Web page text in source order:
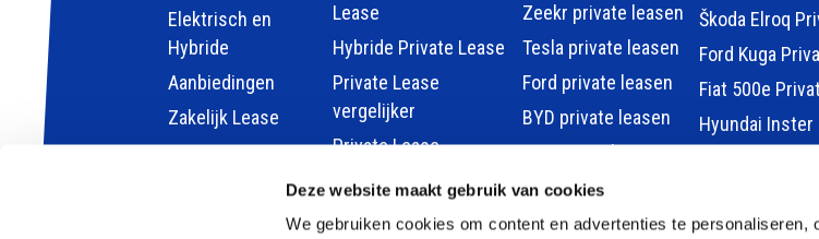
Deze website maakt gebruik van cookies
We gebruiken cookies om content en advertenties te personaliseren,
Elektrisch en
Hybride
Aanbiedingen
Zakelijk Lease
Lease
Hybride Private Lease
Private Lease
vergelijker
Private Lease
Zeekr private leasen
Tesla private leasen
Ford private leasen
BYD private leasen
MG private leasen
smart private leasen
Renault private leasen
Škoda Elroq
Ford Kuga
Fiat 500e
Hyundai Inster
MG MG4